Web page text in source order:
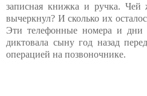
записная книжка и ручка.
вычеркнул? И сколько их
Эти телефонные номера и дни
диктовала сыну год назад
операцией на позвоночнике.